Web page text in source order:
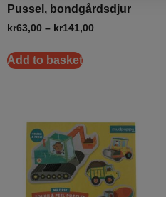
Pussel, bondgårdsdjur
kr63,00 – kr141,00
Add to basket